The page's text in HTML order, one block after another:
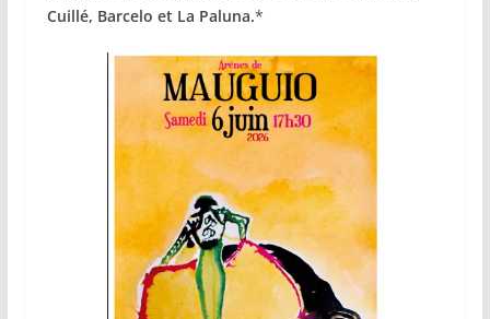
Cuillé, Barcelo et La Paluna.*